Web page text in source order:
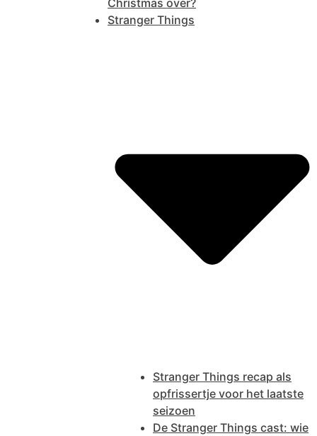
Christmas over?
Stranger Things
Stranger Things recap als
opfrissertje voor het laatste
seizoen
De Stranger Things cast: wie